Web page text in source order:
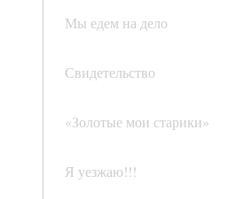
Мы едем на дело
Свидетельство
«Золотые мои старики»
Я уезжаю!!!